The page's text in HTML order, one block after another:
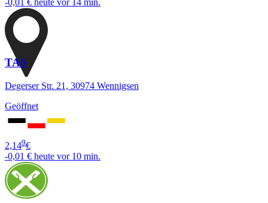
-0,01 € heute vor 14 min.
TAS
Degerser Str. 21, 30974 Wennigsen
Geöffnet
2,149€
-0,01 € heute vor 10 min.